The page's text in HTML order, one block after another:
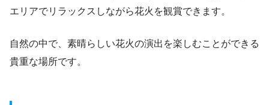
エリアでリラックスしながら花火を観賞できます。
自然の中で、素晴らしい花火の演出を楽しむことができる
貴重な場所です。